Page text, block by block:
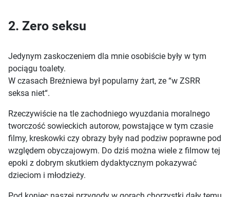
2. Zero seksu
Jedynym zaskoczeniem dla mnie osobiście były w tym
pociągu toalety.
W czasach Breżniewa był popularny żart, ze “w ZSRR
seksa niet“.
Rzeczywiście na tle zachodniego wyuzdania moralnego
tworczość sowieckich autorow, powstające w tym czasie
filmy, kreskowki czy obrazy były nad podziw poprawne pod
względem obyczajowym. Do dziś można wiele z filmow tej
epoki z dobrym skutkiem dydaktycznym pokazywać
dzieciom i młodzieży.